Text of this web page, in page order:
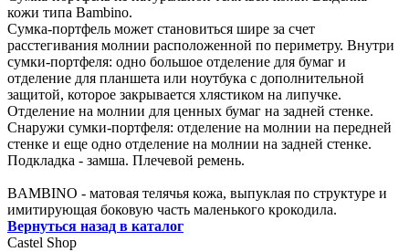
кожи типа Bambino.
Сумка-портфель может становиться шире за счет
расстегивания молнии расположенной по периметру. Внутри
сумки-портфеля: одно большое отделение для бумаг и
отделение для планшета или ноутбука с дополнительной
защитой, которое закрывается хлястиком на липучке.
Отделение на молнии для ценных бумаг на задней стенке.
Снаружи сумки-портфеля: отделение на молнии на передней
стенке и еще одно отделение на молнии на задней стенке.
Подкладка - замша. Плечевой ремень.
BAMBINO - матовая телячья кожа, выпуклая по структуре и
имитирующая боковую часть маленького крокодила.
Вернуться назад в каталог
Castel Shop